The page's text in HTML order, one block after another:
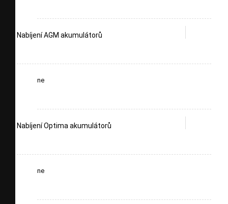
Nabíjení AGM akumulátorů
ne
Nabíjení Optima akumulátorů
ne